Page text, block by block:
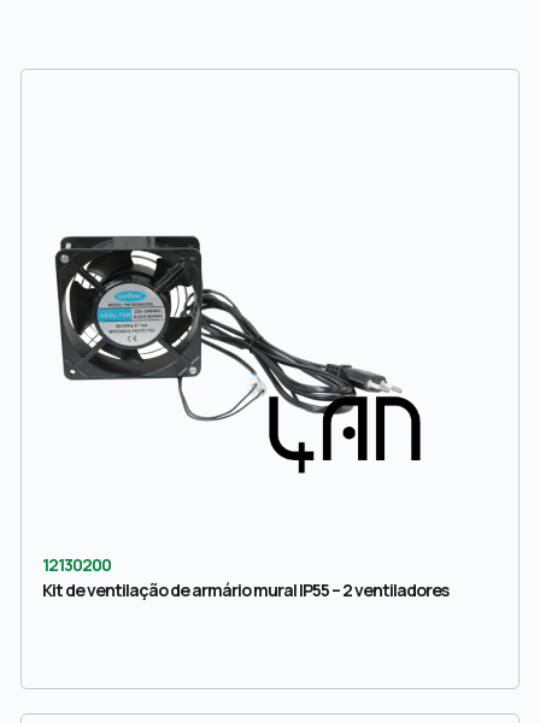
12130200
Kit de ventilação de armário mural IP55 – 2 ventiladores